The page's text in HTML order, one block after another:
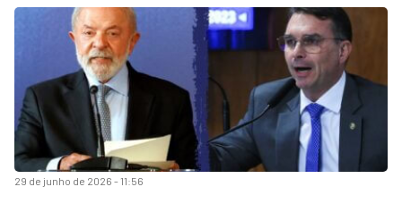
29 de junho de 2026 - 11:56